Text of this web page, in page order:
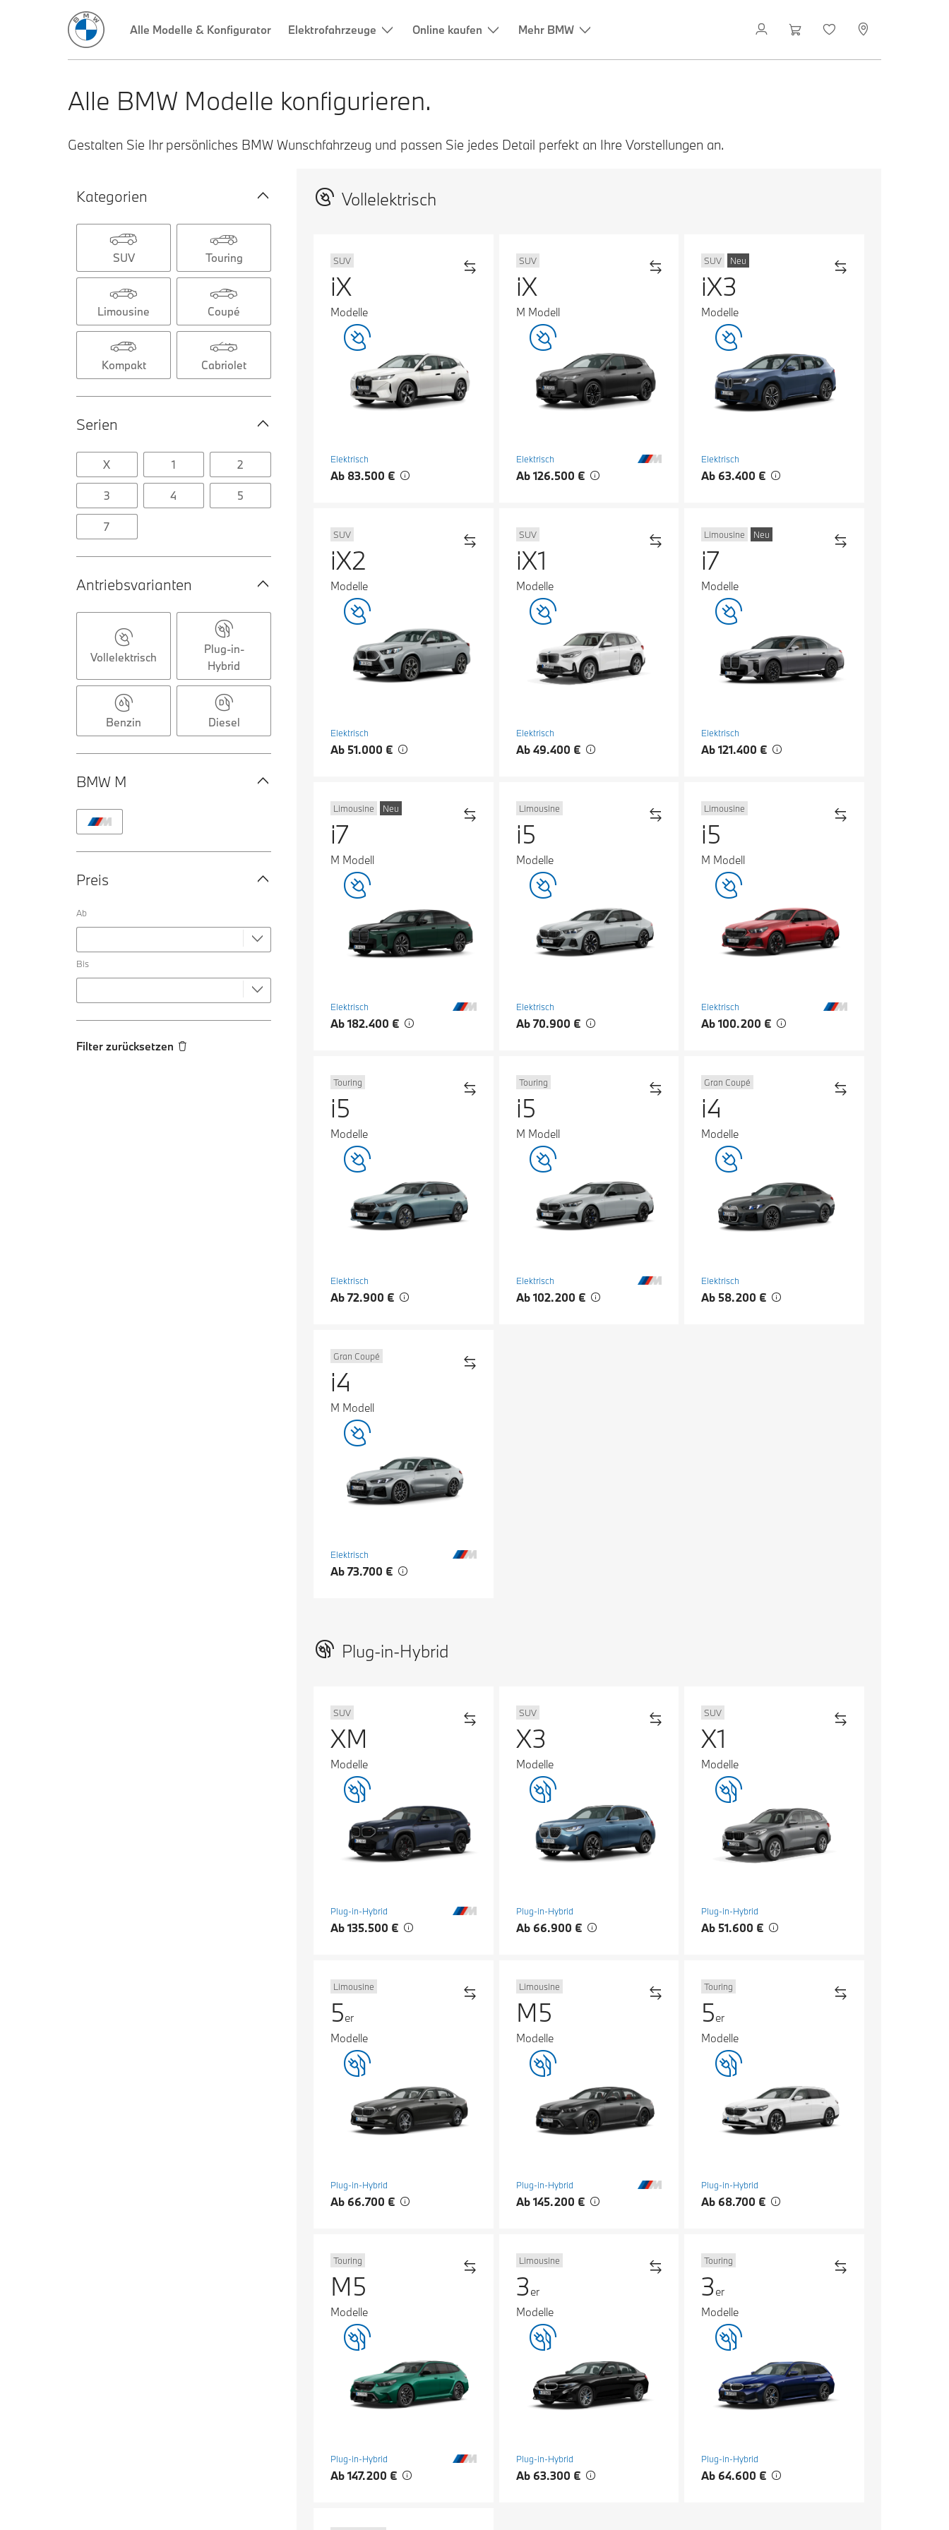
Alle Modelle & Konfigurator Elektrofahrzeuge Online kaufen Mehr BMW
Alle BMW Modelle konfigurieren.
Gestalten Sie Ihr persönliches BMW Wunschfahrzeug und passen Sie jedes Detail perfekt an Ihre Vorstellungen an.
Kategorien
SUV Touring
Limousine Coupé
Kompakt Cabriolet
Serien
X 1 2
3 4 5
7
Antriebsvarianten
Vollelektrisch
Plug-in-
Hybrid
Benzin Diesel
BMW M
Preis
Ab
Bis
Filter zurücksetzen
Vollelektrisch
SUV
iX
Modelle
Elektrisch
Ab 83.500 €
SUV
iX
M Modell
Elektrisch
Ab 126.500 €
SUV Neu
iX3
Modelle
Elektrisch
Ab 63.400 €
SUV
iX2
Modelle
Elektrisch
Ab 51.000 €
SUV
iX1
Modelle
Elektrisch
Ab 49.400 €
Limousine Neu
i7
Modelle
Elektrisch
Ab 121.400 €
Limousine Neu
i7
M Modell
Elektrisch
Ab 182.400 €
Limousine
i5
Modelle
Elektrisch
Ab 70.900 €
Limousine
i5
M Modell
Elektrisch
Ab 100.200 €
Touring
i5
Modelle
Elektrisch
Ab 72.900 €
Touring
i5
M Modell
Elektrisch
Ab 102.200 €
Gran Coupé
i4
Modelle
Elektrisch
Ab 58.200 €
Gran Coupé
i4
M Modell
Elektrisch
Ab 73.700 €
Plug-in-Hybrid
SUV
XM
Modelle
Plug-in-Hybrid
Ab 135.500 €
SUV
X3
Modelle
Plug-in-Hybrid
Ab 66.900 €
SUV
X1
Modelle
Plug-in-Hybrid
Ab 51.600 €
Limousine
5er
Modelle
Plug-in-Hybrid
Ab 66.700 €
Limousine
M5
Modelle
Plug-in-Hybrid
Ab 145.200 €
Touring
5er
Modelle
Plug-in-Hybrid
Ab 68.700 €
Touring
M5
Modelle
Plug-in-Hybrid
Ab 147.200 €
Limousine
3 er
Modelle
Plug-in-Hybrid
Ab 63.300 €
Touring
3 er
Modelle
Plug-in-Hybrid
Ab 64.600 €